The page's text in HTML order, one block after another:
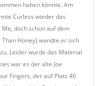
haben könnte. Am
Curless wieder das
doch schon auf dem
Honey) wandte er sich
Leider wurde das Material
war es der alte Joe
Fingers, der auf Platz 40